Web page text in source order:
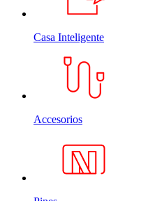
Casa Inteligente
Accesorios